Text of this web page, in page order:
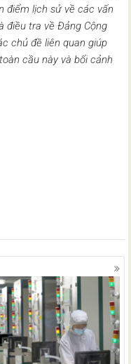
điểm lịch sử về các vấn
điều tra về Đảng Cộng
chủ đề liên quan giúp
cầu này và bối cảnh